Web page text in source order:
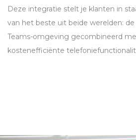
Deze integratie stelt je klanten in
van het beste uit beide werelden:
Teams-omgeving gecombineerd
kostenefficiënte